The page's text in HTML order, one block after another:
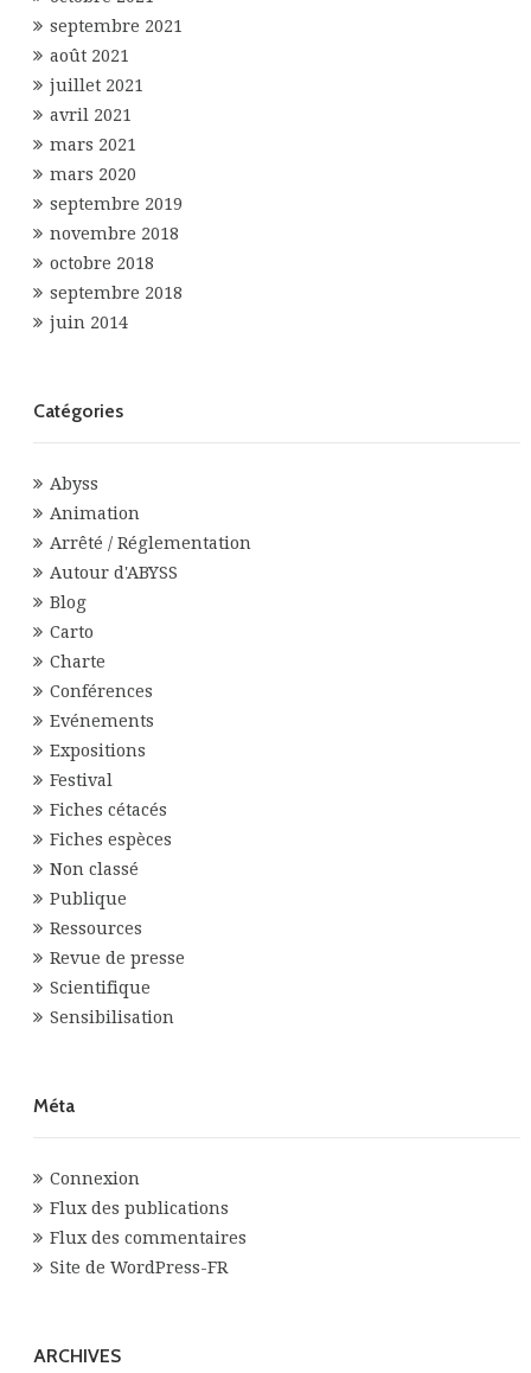
septembre 2021
août 2021
juillet 2021
avril 2021
mars 2021
mars 2020
septembre 2019
novembre 2018
octobre 2018
septembre 2018
juin 2014
Catégories
Abyss
Animation
Arrêté / Réglementation
Autour d'ABYSS
Blog
Carto
Charte
Conférences
Evénements
Expositions
Festival
Fiches cétacés
Fiches espèces
Non classé
Publique
Ressources
Revue de presse
Scientifique
Sensibilisation
Méta
Connexion
Flux des publications
Flux des commentaires
Site de WordPress-FR
ARCHIVES